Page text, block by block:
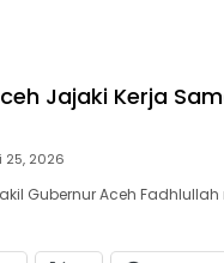
Jajaki Kerja
25, 2026
Gubernur Aceh